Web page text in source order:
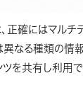
正確にはマルチ
なる種類の情
を共有し利用